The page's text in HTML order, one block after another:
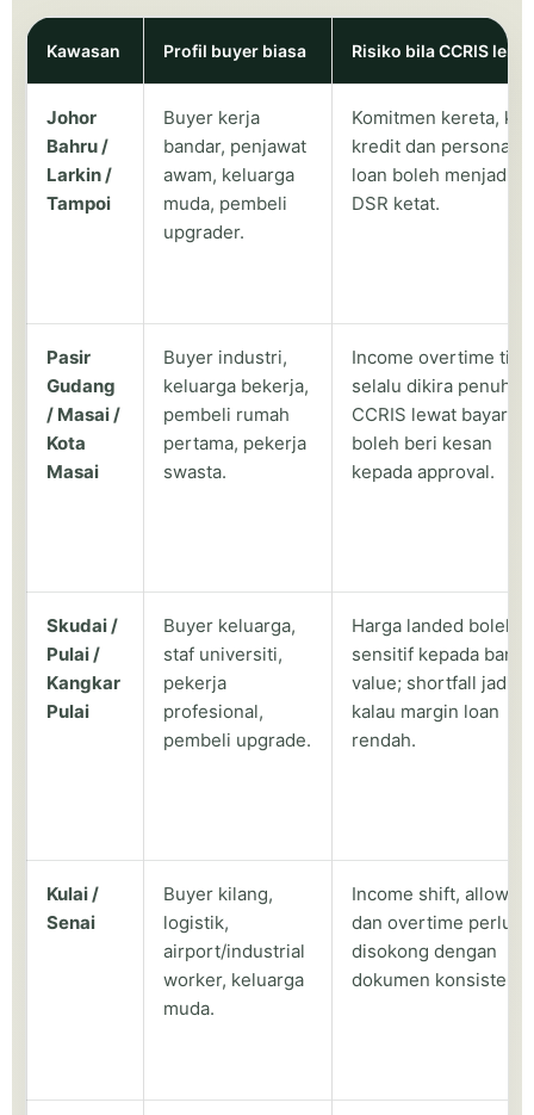
Kawasan Profil buyer biasa Risiko bila CCRIS
Johor
Bahru /
Larkin /
Tampoi
Buyer kerja
bandar, penjawat
awam, keluarga
muda, pembeli
upgrader.
Komitmen kereta, kad
kredit dan personal
loan boleh
DSR ketat.
Pasir
Gudang
/ Masai /
Kota
Masai
Buyer industri,
keluarga bekerja,
pembeli rumah
pertama, pekerja
swasta.
Income overtime
selalu dikira penuh;
CCRIS lewat bayar
boleh beri kesan
kepada approval.
Skudai /
Pulai /
Kangkar
Pulai
Buyer keluarga,
staf universiti,
pekerja
profesional,
pembeli upgrade.
Harga landed boleh
sensitif kepada bank
value; shortfall jadi
kalau margin loan
rendah.
Kulai /
Senai
Buyer kilang,
logistik,
airport/industrial
worker, keluarga
muda.
Income shift,
dan overtime perlu
disokong dengan
dokumen konsisten.